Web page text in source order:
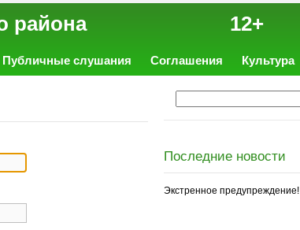
района 12+
Публичные слушания Соглашения Культура
Последние новости
Экстренное предупреждение!